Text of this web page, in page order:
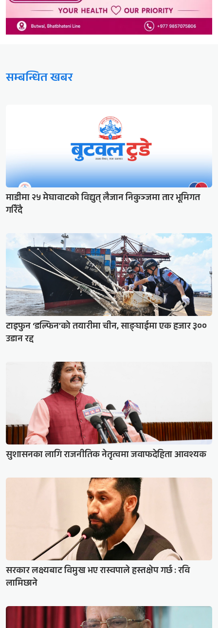
सम्बन्धित खबर
माडीमा २५ मेघावाटको विद्युत् लैजान निकुञ्जमा तार भूमिगत
गरिँदै
टाइफुन ‘डल्फिन’को तयारीमा चीन, साङ्घाईमा एक हजार ३००
उडान रद्द
सुशासनका लागि राजनीतिक नेतृत्वमा जवाफदेहिता आवश्यक
सरकार लक्ष्यबाट विमुख भए रास्वपाले हस्तक्षेप गर्छ : रवि
लामिछाने